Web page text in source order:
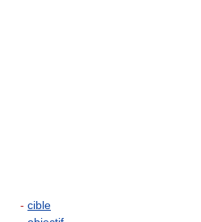
- cible